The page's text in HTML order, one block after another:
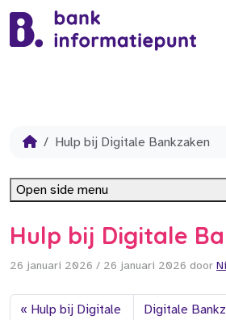
Hulp bij Digitale Bankzaken
Hulp bij Digitale
26 januari 2026 / 26 januari 2026 door
Hulp bij Digitale
Digitale
Open side menu